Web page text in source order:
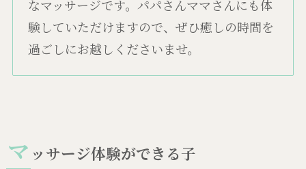
なマッサージです。パパさんママさんにも体
験していただけますので、ぜひ癒しの時間を
過ごしにお越しくださいませ。
マ ッサージ体験ができる子